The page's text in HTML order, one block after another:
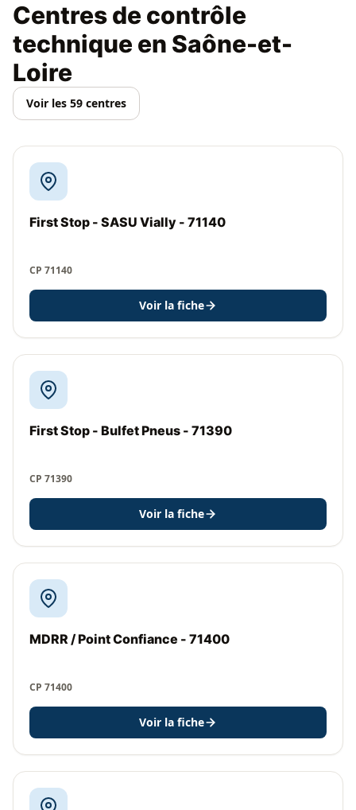
Centres de contrôle
technique en Saône-et-
Loire
Voir les 59 centres
First Stop - SASU Vially - 71140
CP 71140
Voir la fiche
First Stop - Bulfet Pneus - 71390
CP 71390
Voir la fiche
MDRR / Point Confiance - 71400
CP 71400
Voir la fiche